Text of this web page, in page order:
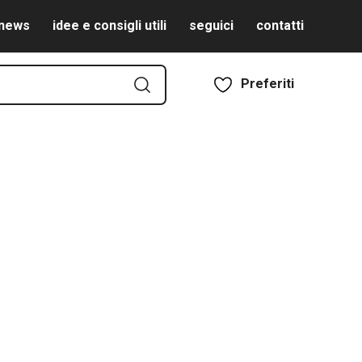
idee e consigli utili seguici contatti
Preferiti